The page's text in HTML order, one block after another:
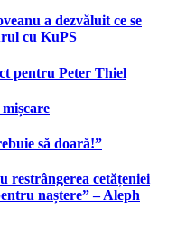
a dezvăluit ce se
cu KuPS
pentru Peter Thiel
să doară!”
restrângerea cetățeniei
naștere” – Aleph